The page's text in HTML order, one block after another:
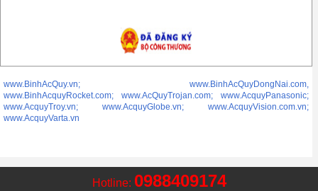
0988409174
www.BinhAcQuy.vn; www.BinhAcQuyDongNai.com,
www.BinhAcquyRocket.com; www.AcQuyTrojan.com; www.AcquyPanasonic;
www.AcquyTroy.vn; www.AcquyGlobe.vn; www.AcquyVision.com.vn;
www.AcquyVarta.vn